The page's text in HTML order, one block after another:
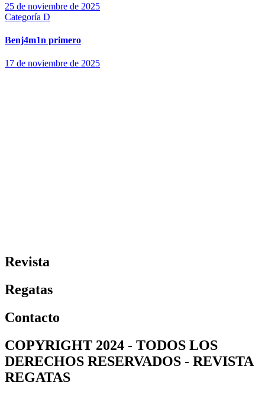
25 de noviembre de 2025
Categoría D
Benj4m1n primero
17 de noviembre de 2025
Revista
Regatas
Contacto
COPYRIGHT 2024 - TODOS LOS
DERECHOS RESERVADOS - REVISTA
REGATAS​